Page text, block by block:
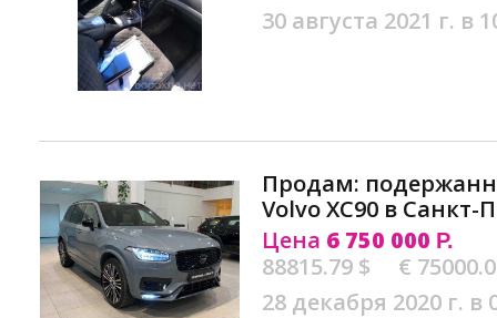
30 августа 2021 г. в
Продам:
Volvo XC90 в Санкт-
Цена 6 750 000 Р.
88815.79 $
€
28 декабря 2020 г. в